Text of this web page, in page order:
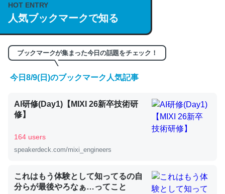
https://isobe324649.hatenablog.com/entry/2023/03/27
/064121
─GPTの仕組みと限界についての考察（１） - conceptualization
くらい。小説でいう「ずっと前の伏線」は回収されないけ
ど、短期記憶というには多い分量。進化すればするほど分
かりやすく強くなりそう
─GPTの仕組みと限界についての考察（１） - conceptualization
HOT ENTRY
人気ブックマークで知る
ブックマークが集まった今日の話題をチェック！
今日8/9(日)のブックマーク人気記事
AI研修(Day1)【MIXI 26新卒技術研
修】
164 users
speakerdeck.com/mixi_engineers
これはもう体験として知ってるの自
分らが最後やろなぁ…ってこと